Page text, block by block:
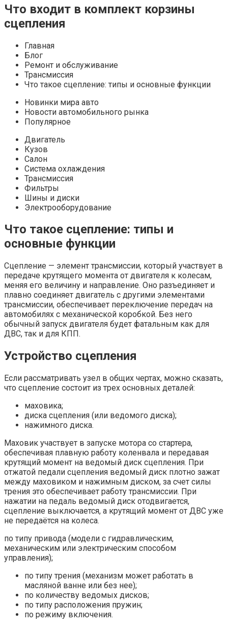
Что входит в комплект корзины
сцепления
Главная
Блог
Ремонт и обслуживание
Трансмиссия
Что такое сцепление: типы и основные функции
Новинки мира авто
Новости автомобильного рынка
Популярное
Двигатель
Кузов
Салон
Система охлаждения
Трансмиссия
Фильтры
Шины и диски
Электрооборудование
Что такое сцепление: типы и
основные функции
Сцепление — элемент трансмиссии, который участвует в
передаче крутящего момента от двигателя к колесам,
меняя его величину и направление. Оно разъединяет и
плавно соединяет двигатель с другими элементами
трансмиссии, обеспечивает переключение передач на
автомобилях с механической коробкой. Без него
обычный запуск двигателя будет фатальным как для
ДВС, так и для КПП.
Устройство сцепления
Если рассматривать узел в общих чертах, можно сказать,
что сцепление состоит из трех основных деталей:
маховика;
диска сцепления (или ведомого диска);
нажимного диска.
Маховик участвует в запуске мотора со стартера,
обеспечивая плавную работу коленвала и передавая
крутящий момент на ведомый диск сцепления. При
отжатой педали сцепления ведомый диск плотно зажат
между маховиком и нажимным диском, за счет силы
трения это обеспечивает работу трансмиссии. При
нажатии на педаль ведомый диск отодвигается,
сцепление выключается, а крутящий момент от ДВС уже
не передаётся на колеса.
по типу привода (модели с гидравлическим,
механическим или электрическим способом
управления);
по типу трения (механизм может работать в
масляной ванне или без нее);
по количеству ведомых дисков;
по типу расположения пружин;
по режиму включения.